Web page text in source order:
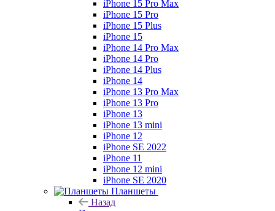
iPhone 15 Pro Max
iPhone 15 Pro
iPhone 15 Plus
iPhone 15
iPhone 14 Pro Max
iPhone 14 Pro
iPhone 14 Plus
iPhone 14
iPhone 13 Pro Max
iPhone 13 Pro
iPhone 13
iPhone 13 mini
iPhone 12
iPhone SE 2022
iPhone 11
iPhone 12 mini
iPhone SE 2020
Планшеты
Назад